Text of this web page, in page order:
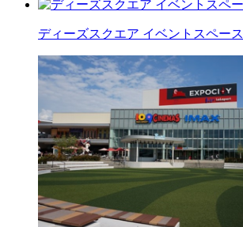
ディーズスクエア イベントスペース